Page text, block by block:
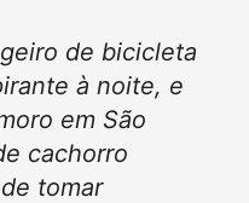
de bicicleta
à noite, e
em São
cachorro
tomar